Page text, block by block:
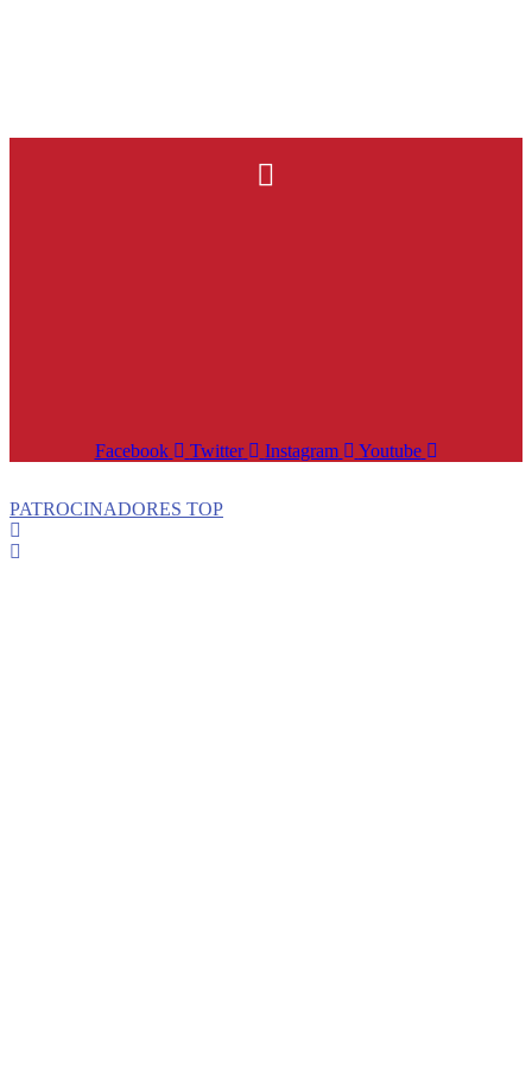
Facebook Twitter Instagram Youtube
PATROCINADORES TOP